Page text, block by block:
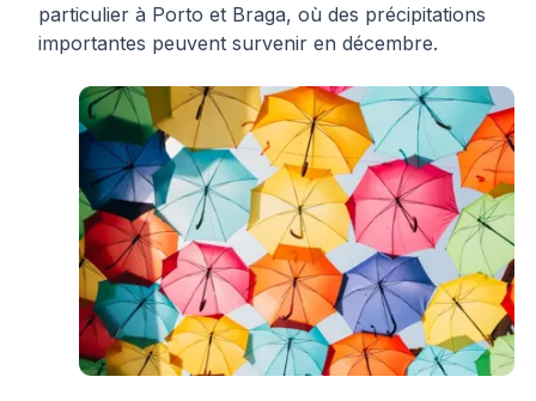
particulier à Porto et Braga, où des précipitations
importantes peuvent survenir en décembre.